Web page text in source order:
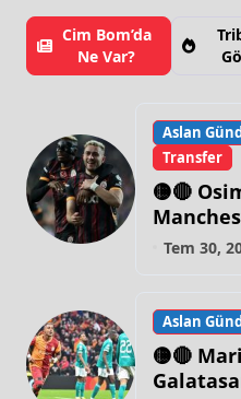
Cim Bom’da
Ne Var?
Aslan
Transfer
🟡🔴
Tem 30,
Aslan
🟡🔴